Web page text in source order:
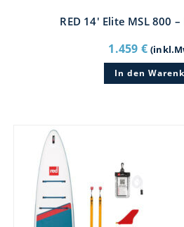
RED 14′ Elite MSL 800
1.459 €
In den